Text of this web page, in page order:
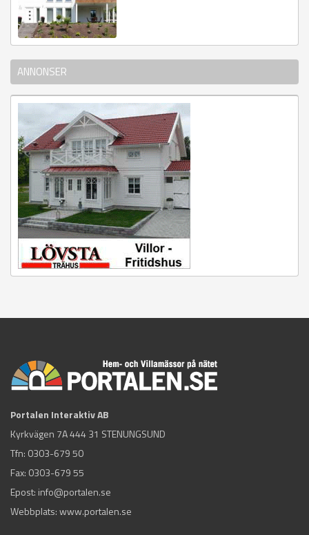
ANNONSER
Portalen Interaktiv AB
Kyrkvägen 7A 444 31 STENUNGSUND
Tfn: 0303-679 50
Fax: 0303-679 55
Epost: info@portalen.se
Webbplats: www.portalen.se